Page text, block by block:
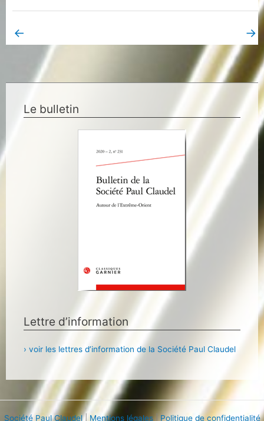
← →
Le bulletin
Lettre d’information
› voir les lettres d’information de la Société Paul Claudel
Société Paul Claudel| Mentions légales| Politique de confidentialité